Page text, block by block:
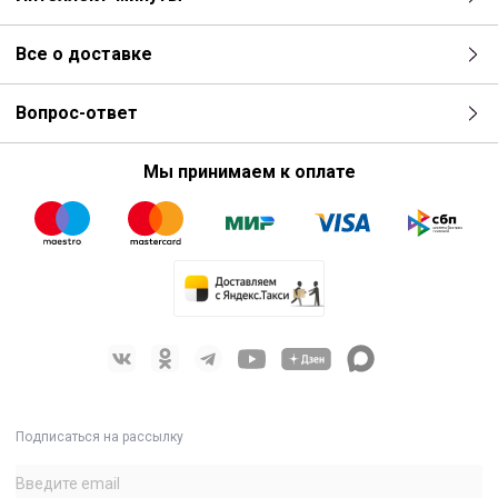
Двухполосная пассивная акустическая система с
быстрого отклика
ВЧ динамик 1” с неодимовым магнитом и алюминиевым
20 кГц по уровню -10 дБ
Мощность в пассивном включении: 250 Вт
Мощность в Bi-amping включении НЧ: 250 Вт
продолжительная, 1 000 Вт пиковая, ВЧ: 30 Вт
Импеданс в пассивном включении: 8 ом
продолжительное, 123 дБ пиковое, ВЧ: 119 дБ
Все о доставке
Вопрос-ответ
Мы принимаем к оплате
Подписаться на рассылку